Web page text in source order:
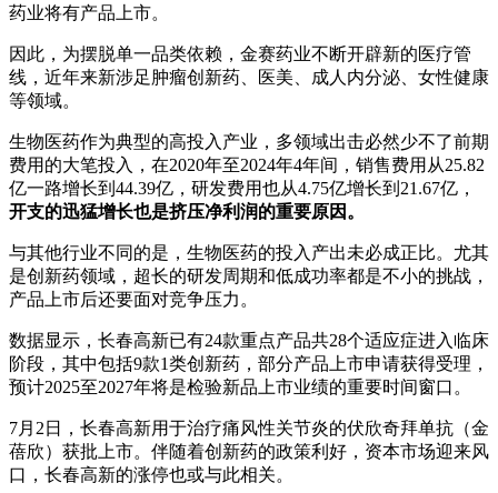
药业将有产品上市。
因此，为摆脱单一品类依赖，金赛药业不断开辟新的医疗管
线，近年来新涉足肿瘤创新药、医美、成人内分泌、女性健康
等领域。
生物医药作为典型的高投入产业，多领域出击必然少不了前期
费用的大笔投入，在2020年至2024年4年间，销售费用从25.82
亿一路增长到44.39亿，研发费用也从4.75亿增长到21.67亿，
开支的迅猛增长也是挤压净利润的重要原因。
与其他行业不同的是，生物医药的投入产出未必成正比。尤其
是创新药领域，超长的研发周期和低成功率都是不小的挑战，
产品上市后还要面对竞争压力。
数据显示，长春高新已有24款重点产品共28个适应症进入临床
阶段，其中包括9款1类创新药，部分产品上市申请获得受理，
预计2025至2027年将是检验新品上市业绩的重要时间窗口。
7月2日，长春高新用于治疗痛风性关节炎的伏欣奇拜单抗（金
蓓欣）获批上市。伴随着创新药的政策利好，资本市场迎来风
口，长春高新的涨停也或与此相关。